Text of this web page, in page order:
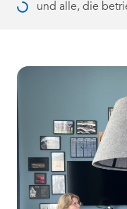
und alle, die